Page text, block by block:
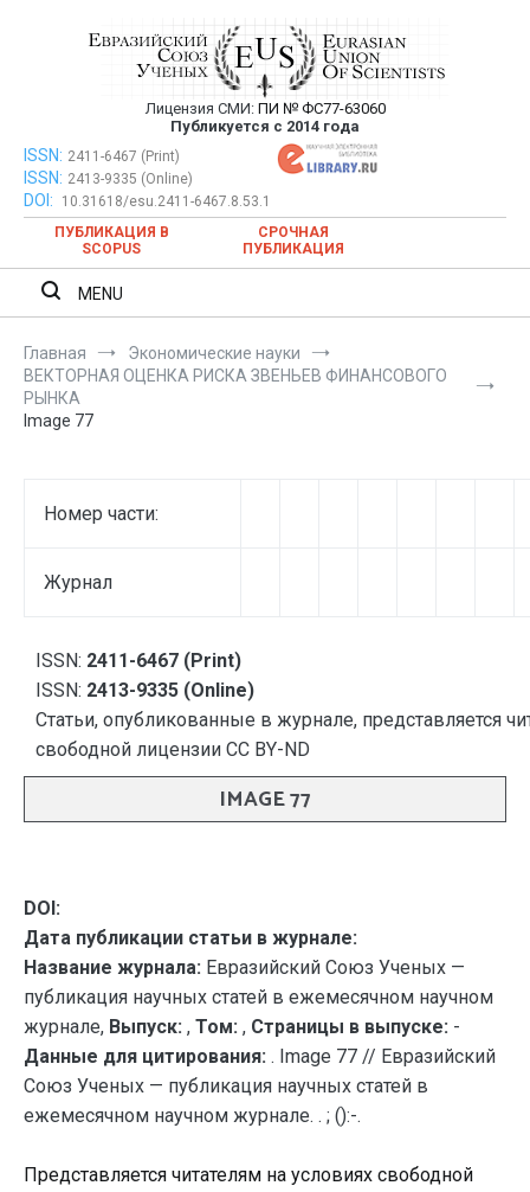
Евразийский Союз Ученых —
публикация научных статей в
ежемесячном научном журнале
Лицензия СМИ: ПИ № ФС77-63060
Публикуется с 2014 года
Евразийский Союз Ученых — публикация научных статей в
ежемесячном научном журнале
ISSN: 2411-6467 (Print)
ISSN: 2413-9335 (Online)
DOI:
10.31618/esu.2411-6467.8.53.1
ПУБЛИКАЦИЯ В
SCOPUS
СРОЧНАЯ
ПУБЛИКАЦИЯ
MENU
Главная
Экономические науки
ВЕКТОРНАЯ ОЦЕНКА РИСКА ЗВЕНЬЕВ ФИНАНСОВОГО
РЫНКА
Image 77
Номер части:
Журнал
ISSN: 2411-6467 (Print)
ISSN: 2413-9335 (Online)
Статьи, опубликованные в журнале, представляется
свободной лицензии CC BY-ND
IMAGE 77
DOI:
Дата публикации статьи в журнале:
Название журнала: Евразийский Союз Ученых —
публикация научных статей в ежемесячном научном
журнале, Выпуск: , Том: , Страницы в выпуске: -
Данные для цитирования: . Image 77 // Евразийский
Союз Ученых — публикация научных статей в
ежемесячном научном журнале. . ; ():-.
Представляется читателям на условиях свободной